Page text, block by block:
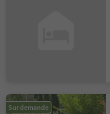
Sur demande